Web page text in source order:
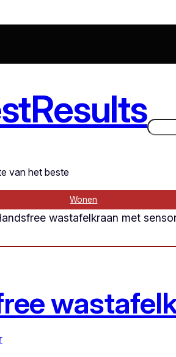
van het beste
Wonen
wastafelkraan met